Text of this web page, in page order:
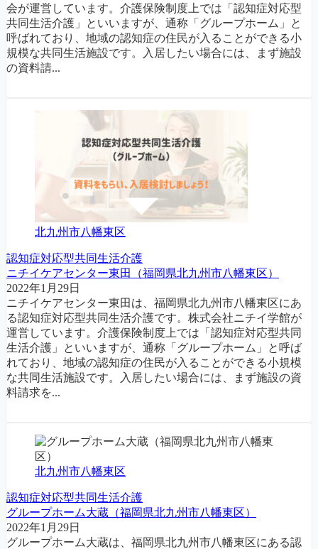
会が運営しています。介護保険制度上では「認知症対応型
共同生活介護」といいますが、通称「グループホーム」と
呼ばれており、地域の認知症の住民が入ることができる小
規模な共同生活施設です。入居したい場合には、まず施設
の資料請...
北九州市八幡東区
認知症対応型共同生活介護
ニチイケアセンター東田（福岡県北九州市八幡東区）
2022年1月29日
ニチイケアセンター東田は、福岡県北九州市八幡東区にあ
る認知症対応型共同生活介護です。株式会社ニチイ学館が
運営しています。介護保険制度上では「認知症対応型共同
生活介護」といいますが、通称「グループホーム」と呼ば
れており、地域の認知症の住民が入ることができる小規模
な共同生活施設です。入居したい場合には、まず施設の資
料請求を...
北九州市八幡東区
認知症対応型共同生活介護
グループホーム大蔵（福岡県北九州市八幡東区）
2022年1月29日
グループホーム大蔵は、福岡県北九州市八幡東区にある認